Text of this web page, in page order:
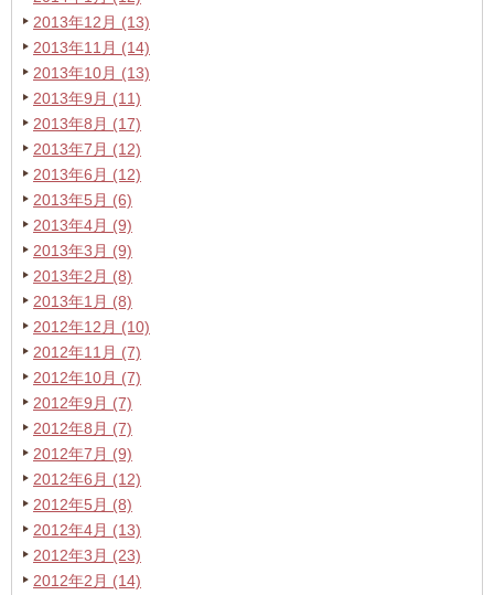
2013年12月 (13)
2013年11月 (14)
2013年10月 (13)
2013年9月 (11)
2013年8月 (17)
2013年7月 (12)
2013年6月 (12)
2013年5月 (6)
2013年4月 (9)
2013年3月 (9)
2013年2月 (8)
2013年1月 (8)
2012年12月 (10)
2012年11月 (7)
2012年10月 (7)
2012年9月 (7)
2012年8月 (7)
2012年7月 (9)
2012年6月 (12)
2012年5月 (8)
2012年4月 (13)
2012年3月 (23)
2012年2月 (14)